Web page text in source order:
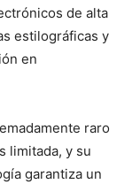
de alta
estilográficas y
en
raro
limitada, y su
garantiza un